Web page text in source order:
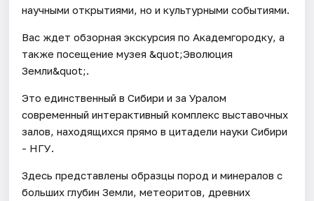
научными открытиями, но и культурными событиями.
Вас ждет обзорная экскурсия по Академгородку, а
также посещение музея &quot;Эволюция
Земли&quot;.
Это единственный в Сибири и за Уралом
современный интерактивный комплекс выставочных
залов, находящихся прямо в цитадели науки Сибири
- НГУ.
Здесь представлены образцы пород и минералов с
больших глубин Земли, метеоритов, древних